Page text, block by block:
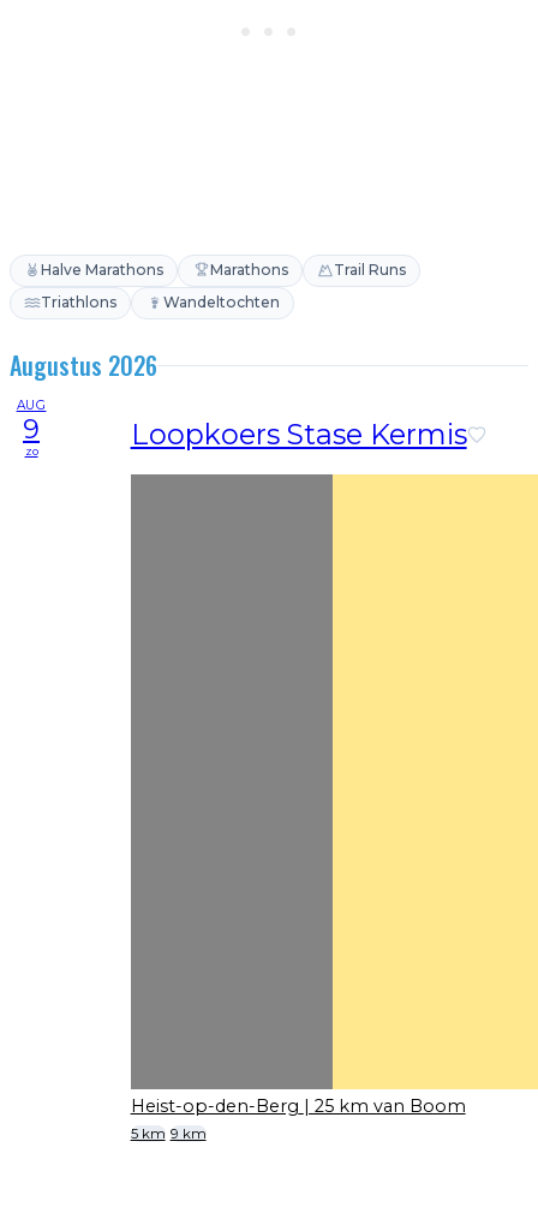
Halve Marathons Marathons
Trail Runs
Triathlons
Wandeltochten
Augustus 2026
AUG
9
zo Loopkoers Stase Kermis
Heist-op-den-Berg | 25 km van Boom
5 km 9 km